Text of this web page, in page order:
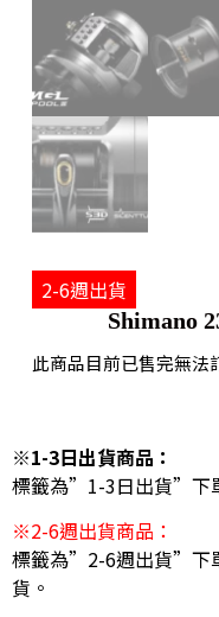
2-6週出貨
Shimano
此商品目前已售完無法
※1-3日出貨商品：
標籤為”1-3日出貨”下
※2-6週出貨商品：
標籤為”2-6週出貨”下
貨。